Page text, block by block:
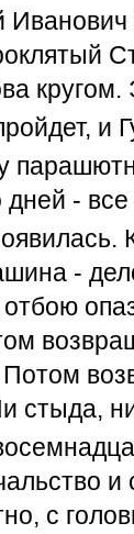
и
дней -
-
отбою
стыда,
и
с